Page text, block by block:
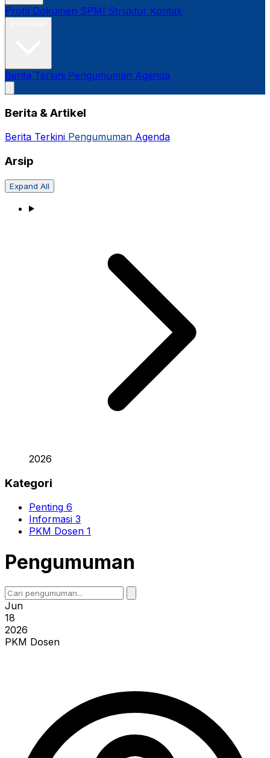
Profil Dokumen SPMI Struktur Kontak
Berita Terkini Pengumuman Agenda
Berita & Artikel
Berita Terkini Pengumuman Agenda
Arsip
Expand All
2026
Kategori
Penting 6
Informasi 3
PKM Dosen 1
Pengumuman
Jun
18
2026
PKM Dosen